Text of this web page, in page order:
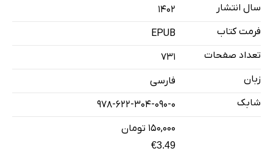
طلوع و غروب (1)
انتخابات دوره پانزدهم
ره آوردها! (1)
ره آوردها! (2)
سال انتشار
۱۴۰۲
فرمت کتاب
EPUB
تعداد صفحات
731
زبان
فارسی
شابک
978-622-304-090-0
۱۵۰,۰۰۰ تومان
€3.49